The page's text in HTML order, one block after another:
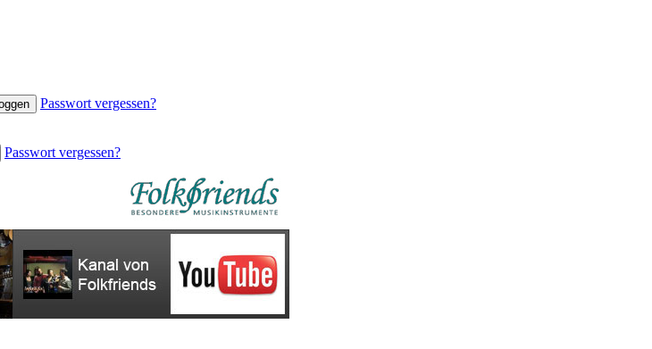
Passwort vergessen?
Passwort vergessen?